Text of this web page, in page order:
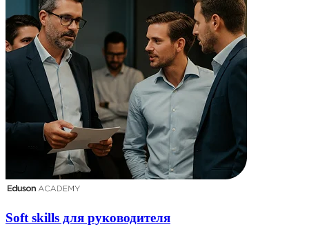
Soft skills для руководителя